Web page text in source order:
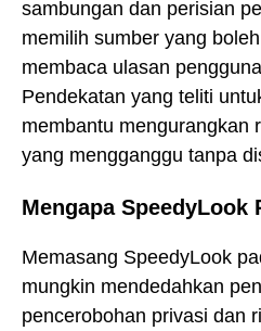
sambungan dan perisian
memilih sumber yang
membaca ulasan
Pendekatan yang teliti
membantu mengurangkan
yang mengganggu tanpa
Mengapa SpeedyLook
Memasang SpeedyLook
mungkin mendedahkan
pencerobohan privasi dan